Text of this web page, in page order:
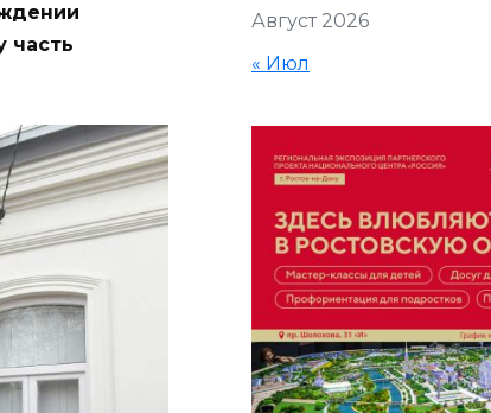
часть
Август 2026
« Июл